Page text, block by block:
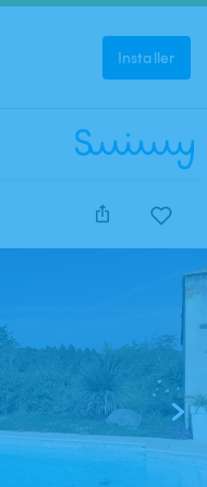
Installer